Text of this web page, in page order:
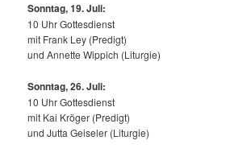
Sonntag, 19. Juli:
10 Uhr Gottesdienst
mit Frank Ley (Predigt)
und Annette Wippich (Liturgie)
Sonntag, 26. Juli:
10 Uhr Gottesdienst
mit Kai Kröger (Predigt)
und Jutta Geiseler (Liturgie)